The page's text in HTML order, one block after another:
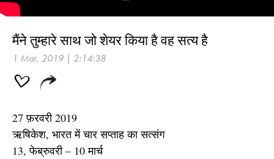
मैंने तुम्हारे साथ जो शेयर किया है वह सत्य है
1 Mar, 2019 | 2:14:38
27 फ़रवरी 2019
ऋषिकेश, भारत में चार सप्ताह का सत्संग
13, फेब्रुवरी – 10 मार्च